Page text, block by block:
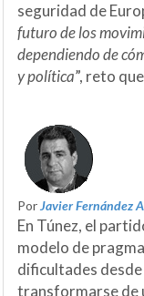
seguridad de
futuro de los
dependiendo de
y política”, reto
PorJavier Fernández
En Túnez, el
modelo de
dificultades
transformarse de